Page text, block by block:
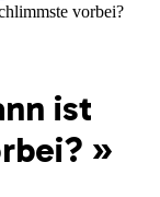
vorbei?
ist
»